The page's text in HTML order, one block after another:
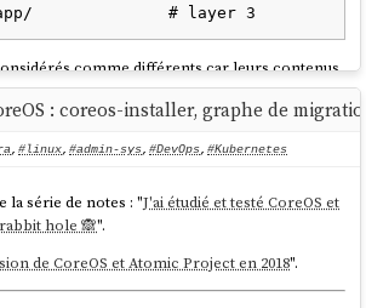
comme différents car leurs contenus
RUNdifférentes). Les fichiers du packagepkg1
fois. La taille totale sur disque et lors du
depuis la version 42,Fedora CoreOS utilise le
pour télécharger les mises à jour système. Ce
: coreos-installer, graphe de
, #linux, #admin-sys, #DevOps, #Kubernetes
la série de notes : "J'ai étudié et testé CoreOS et
hole 🙈".
de CoreOS et Atomic Project en 2018".